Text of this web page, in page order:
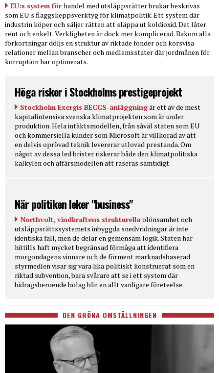
EU:s system för handel med utsläppsrätter brukar beskrivas
som EU:s flaggskeppsverktyg för klimatpolitik. Ett system där
industrin köper och säljer rätten att släppa ut koldioxid. Det låter
rent och enkelt. Verkligheten är dock mer komplicerad. Bakom alla
förkortningar döljs en struktur av riktade fonder och korsvisa
relationer mellan branscher och medlemsstater där jordmånen för
korruption har optimerats.
Höga risker i Stockholms prestigeprojekt
Stockholm Exergis BECCS-anläggningär ett av de mest
kapitalintensiva svenska klimatprojekten som är under
produktion. Hela intäktsmodellen, från såväl staten som EU
och kommersiella kunder som Microsoft är villkorad av att
en delvis oprövad teknik levererar utlovad prestanda. Om
något av dessa led brister riskerar både den klimatpolitiska
kalkylen och affärsmodellen att raseras samtidigt.
När politiken leker "business"
Northvolt, vindkraftens strukturella olönsamhet och
utsläppsrättssystemets inbyggda snedvridningar är inte
identiska fall, men de delar en gemensam logik. Staten har
hittills haft mycket begränsad förmåga att identifiera
morgondagens vinnare och de förment marknadsbaserad
styrmedlen visar sig vara lika politiskt konstruerat som en
riktad subvention, bara svårare att se i ett system där
bidragsberoende bolag blir en allt vanligare företeelse.
DEN GRÖNA OMSTÄLLNINGEN